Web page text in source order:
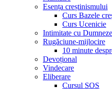
Esența creștinismului
Curs Bazele
Curs Ucenicie
Intimitate cu
Rugăciune-mijlocire
10 minute
Devoțional
Vindecare
Eliberare
Cursul SOS